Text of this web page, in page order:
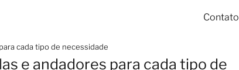
Contato
cada tipo de necessidade
e andadores para cada tipo de